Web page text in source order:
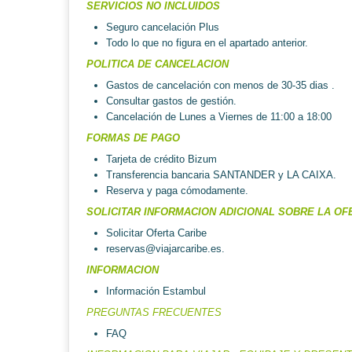
SERVICIOS NO INCLUIDOS
Seguro cancelación Plus
Todo lo que no figura en el apartado anterior.
POLITICA DE CANCELACION
Gastos de cancelación con menos de 30-35 dias .
Consultar gastos de gestión.
Cancelación de Lunes a Viernes de 11:00 a 18:00
FORMAS DE PAGO
Tarjeta de crédito Bizum
Transferencia bancaria SANTANDER y LA CAIXA.
Reserva y paga cómodamente.
SOLICITAR INFORMACION ADICIONAL SOBRE LA
Solicitar Oferta Caribe
reservas@viajarcaribe.es.
INFORMACION
Información Estambul
PREGUNTAS FRECUENTES
FAQ